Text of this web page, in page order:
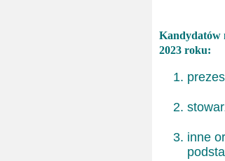
Kandydatów
2023 roku:
inne